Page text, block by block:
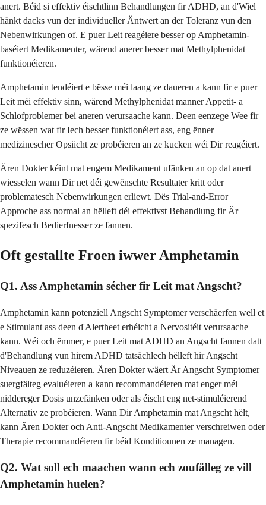
anert. Béid si effektiv éischtlinn Behandlungen fir ADHD, an d'Wiel
hänkt dacks vun der individueller Äntwert an der Toleranz vun den
Nebenwirkungen of. E puer Leit reagéiere besser op Amphetamin-
baséiert Medikamenter, wärend anerer besser mat Methylphenidat
funktionéieren.
Amphetamin tendéiert e bësse méi laang ze daueren a kann fir e puer
Leit méi effektiv sinn, wärend Methylphenidat manner Appetit- a
Schlofproblemer bei aneren verursaache kann. Deen eenzege Wee fir
ze wëssen wat fir Iech besser funktionéiert ass, eng ënner
medizinescher Opsiicht ze probéieren an ze kucken wéi Dir reagéiert.
Ären Dokter kéint mat engem Medikament ufänken an op dat anert
wiesselen wann Dir net déi gewënschte Resultater kritt oder
problematesch Nebenwirkungen erliewt. Dës Trial-and-Error
Approche ass normal an hëlleft déi effektivst Behandlung fir Är
spezifesch Bedierfnesser ze fannen.
Oft gestallte Froen iwwer Amphetamin
Q1. Ass Amphetamin sécher fir Leit mat Angscht?
Amphetamin kann potenziell Angscht Symptomer verschäerfen well et
e Stimulant ass deen d'Alertheet erhéicht a Nervositéit verursaache
kann. Wéi och ëmmer, e puer Leit mat ADHD an Angscht fannen datt
d'Behandlung vun hirem ADHD tatsächlech hëlleft hir Angscht
Niveauen ze reduzéieren. Ären Dokter wäert Är Angscht Symptomer
suergfälteg evaluéieren a kann recommandéieren mat enger méi
niddereger Dosis unzefänken oder als éischt eng net-stimuléierend
Alternativ ze probéieren. Wann Dir Amphetamin mat Angscht hëlt,
kann Ären Dokter och Anti-Angscht Medikamenter verschreiwen oder
Therapie recommandéieren fir béid Konditiounen ze managen.
Q2. Wat soll ech maachen wann ech zoufälleg ze vill
Amphetamin huelen?